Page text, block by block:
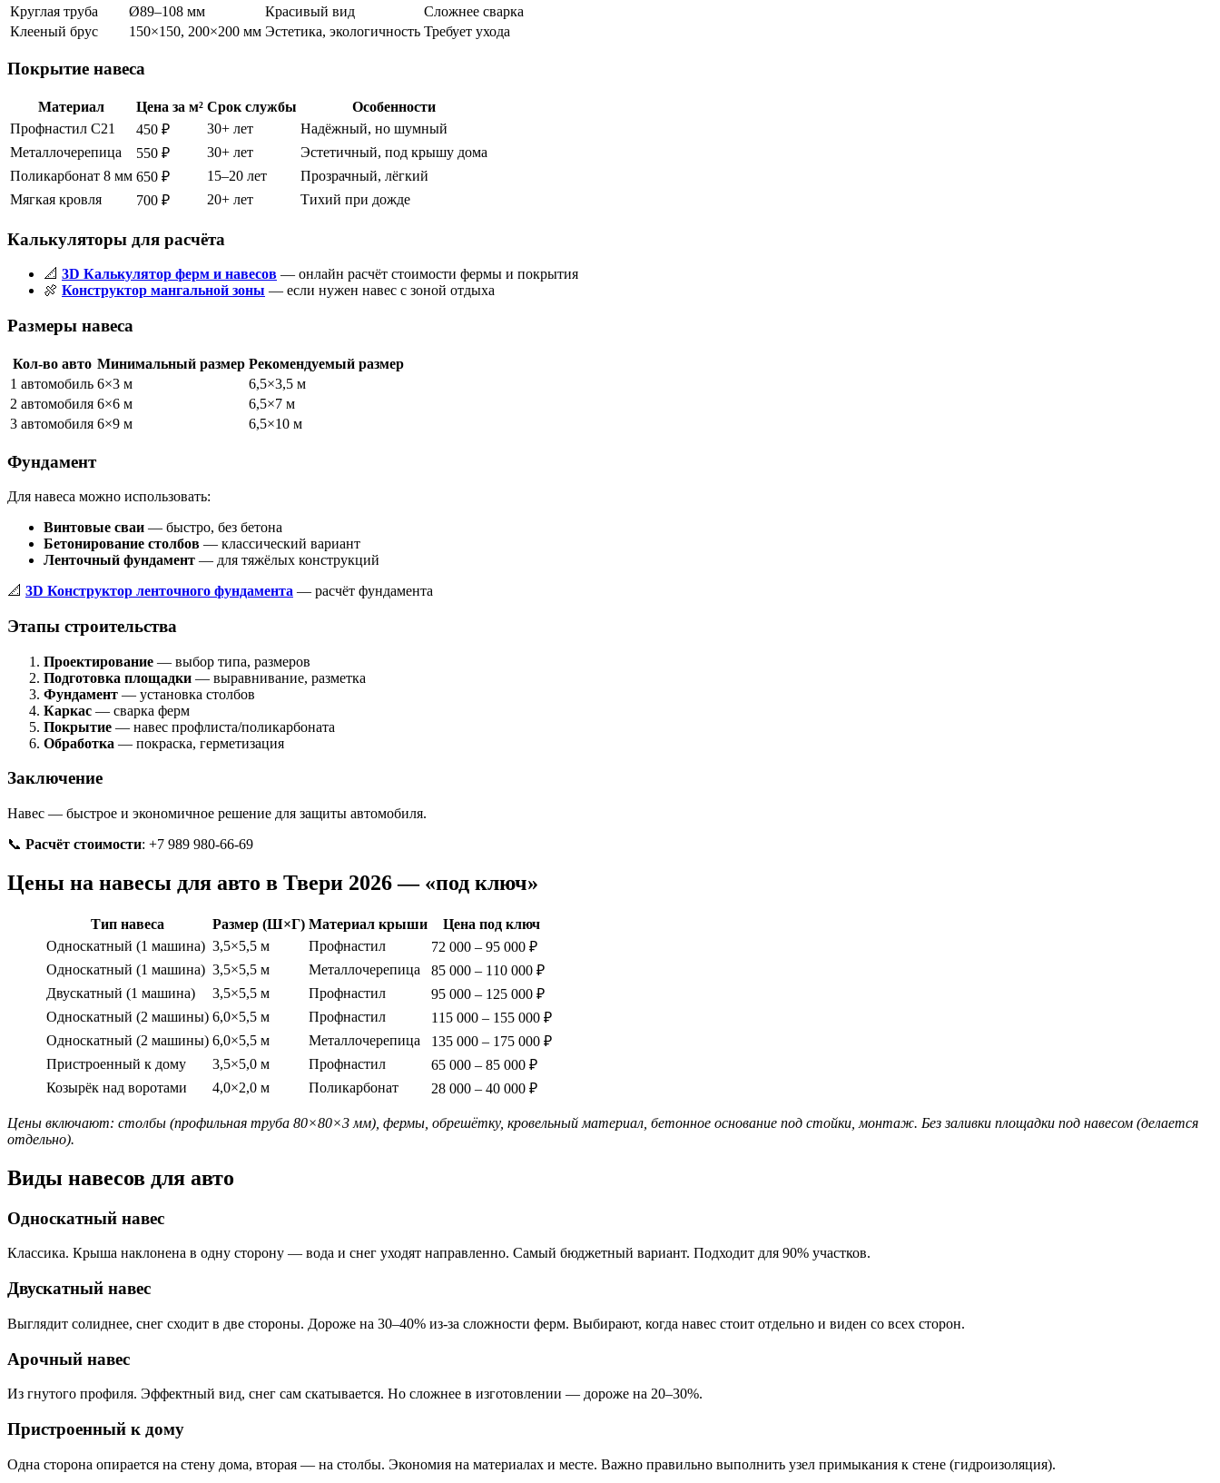
Круглая труба
Ø89–108 мм Красивый вид
Сложнее сварка
Клееный брус
150×150, 200×200 мм Эстетика, экологичность Требует ухода
Покрытие навеса
Материал Цена за м² Срок службы
Особенности
Профнастил С21
450 ₽ 30+ лет
Надёжный, но шумный
Металлочерепица
550 ₽ 30+ лет
Эстетичный, под крышу дома
Поликарбонат 8 мм 650 ₽ 15–20 лет
Прозрачный, лёгкий
Мягкая кровля
700 ₽ 20+ лет Тихий при дожде
Калькуляторы для расчёта
📐 3D Калькулятор ферм и навесов — онлайн расчёт стоимости фермы и покрытия
🍖 Конструктор мангальной зоны — если нужен навес с зоной отдыха
Размеры навеса
Кол-во авто Минимальный размер Рекомендуемый размер
1 автомобиль 6×3 м
6,5×3,5 м
2 автомобиля 6×6 м
6,5×7 м
3 автомобиля 6×9 м 6,5×10 м
Фундамент
Для навеса можно использовать:
Винтовые сваи — быстро, без бетона
Бетонирование столбов — классический вариант
Ленточный фундамент — для тяжёлых конструкций
📐 3D Конструктор ленточного фундамента — расчёт фундамента
Этапы строительства
Проектирование — выбор типа, размеров
Подготовка площадки — выравнивание, разметка
Фундамент — установка столбов
Каркас — сварка ферм
Покрытие — навес профлиста/поликарбоната
Обработка — покраска, герметизация
Заключение
Навес — быстрое и экономичное решение для защиты автомобиля.
📞 Расчёт стоимости: +7 989 980-66-69
Цены на навесы для авто в Твери 2026 — «под ключ»
Тип навеса Размер (Ш×Г) Материал крыши
Цена под ключ
Односкатный (1 машина) 3,5×5,5 м Профнастил
72 000 – 95 000 ₽
Односкатный (1 машина) 3,5×5,5 м Металлочерепица
85 000 – 110 000 ₽
Двускатный (1 машина)
3,5×5,5 м Профнастил
95 000 – 125 000 ₽
Односкатный (2 машины) 6,0×5,5 м Профнастил
115 000 – 155 000 ₽
Односкатный (2 машины) 6,0×5,5 м Металлочерепица
135 000 – 175 000 ₽
Пристроенный к дому
3,5×5,0 м Профнастил
65 000 – 85 000 ₽
Козырёк над воротами
4,0×2,0 м Поликарбонат 28 000 – 40 000 ₽
Цены включают: столбы (профильная труба 80×80×3 мм), фермы, обрешётку, кровельный материал, бетонное основание под стойки, монтаж. Без заливки площадки под навесом (делается
отдельно).
Виды навесов для авто
Односкатный навес
Классика. Крыша наклонена в одну сторону — вода и снег уходят направленно. Самый бюджетный вариант. Подходит для 90% участков.
Двускатный навес
Выглядит солиднее, снег сходит в две стороны. Дороже на 30–40% из-за сложности ферм. Выбирают, когда навес стоит отдельно и виден со всех сторон.
Арочный навес
Из гнутого профиля. Эффектный вид, снег сам скатывается. Но сложнее в изготовлении — дороже на 20–30%.
Пристроенный к дому
Одна сторона опирается на стену дома, вторая — на столбы. Экономия на материалах и месте. Важно правильно выполнить узел примыкания к стене (гидроизоляция).